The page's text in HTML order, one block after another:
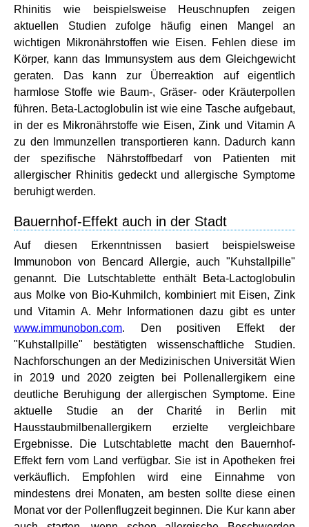
Rhinitis wie beispielsweise Heuschnupfen zeigen
aktuellen Studien zufolge häufig einen Mangel an
wichtigen Mikronährstoffen wie Eisen. Fehlen diese im
Körper, kann das Immunsystem aus dem Gleichgewicht
geraten. Das kann zur Überreaktion auf eigentlich
harmlose Stoffe wie Baum-, Gräser- oder Kräuterpollen
führen. Beta-Lactoglobulin ist wie eine Tasche aufgebaut,
in der es Mikronährstoffe wie Eisen, Zink und Vitamin A
zu den Immunzellen transportieren kann. Dadurch kann
der spezifische Nährstoffbedarf von Patienten mit
allergischer Rhinitis gedeckt und allergische Symptome
beruhigt werden.
Bauernhof-Effekt auch in der Stadt
Auf diesen Erkenntnissen basiert beispielsweise
Immunobon von Bencard Allergie, auch "Kuhstallpille"
genannt. Die Lutschtablette enthält Beta-Lactoglobulin
aus Molke von Bio-Kuhmilch, kombiniert mit Eisen, Zink
und Vitamin A. Mehr Informationen dazu gibt es unter
www.immunobon.com. Den positiven Effekt der
"Kuhstallpille" bestätigten wissenschaftliche Studien.
Nachforschungen an der Medizinischen Universität Wien
in 2019 und 2020 zeigten bei Pollenallergikern eine
deutliche Beruhigung der allergischen Symptome. Eine
aktuelle Studie an der Charité in Berlin mit
Hausstaubmilbenallergikern erzielte vergleichbare
Ergebnisse. Die Lutschtablette macht den Bauernhof-
Effekt fern vom Land verfügbar. Sie ist in Apotheken frei
verkäuflich. Empfohlen wird eine Einnahme von
mindestens drei Monaten, am besten sollte diese einen
Monat vor der Pollenflugzeit beginnen. Die Kur kann aber